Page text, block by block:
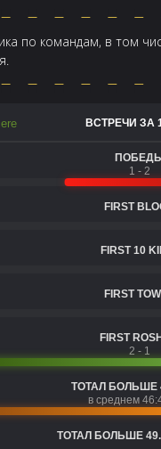
по командам, в том
ВСТРЕЧИ ЗА
ПОБЕДЫ
1 - 2
FIRST
FIRST 10
FIRST
FIRST
2 - 1
ТОТАЛ БОЛЬШЕ
в среднем
ТОТАЛ БОЛЬШЕ